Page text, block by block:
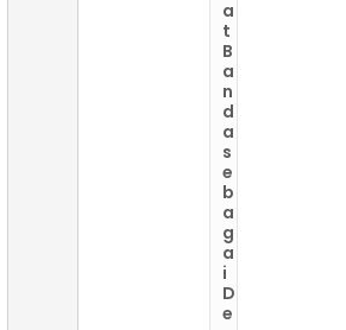
a
t
B
a
n
d
a
s
e
b
a
g
a
i
D
e